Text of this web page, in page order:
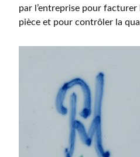
par l’entreprise pour facturer
pièce et pour contrôler la